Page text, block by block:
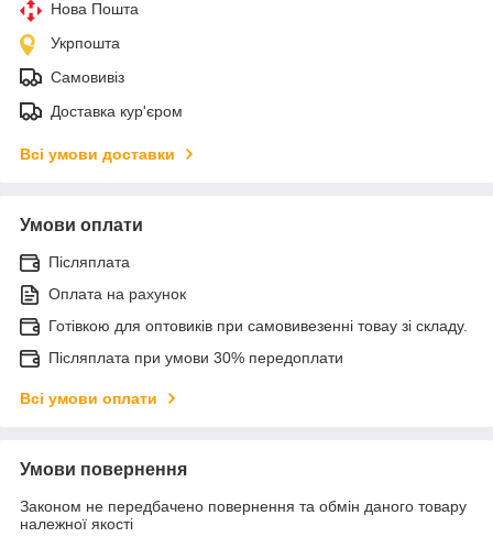
Нова Пошта
Укрпошта
Самовивіз
Доставка кур'єром
Всі умови доставки
Умови оплати
Післяплата
Оплата на рахунок
Готівкою для оптовиків при самовивезенні товау зі складу.
Післяплата при умови 30% передоплати
Всі умови оплати
Умови повернення
Законом не передбачено повернення та обмін даного товару
належної якості